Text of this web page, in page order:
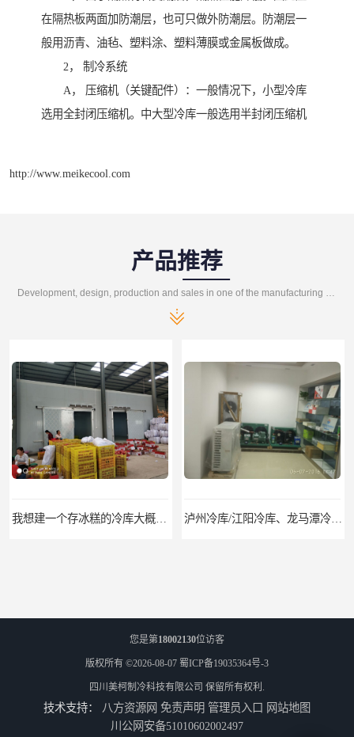
在隔热板两面加防潮层，也可只做外防潮层。防潮层一
般用沥青、油毡、塑料涂、塑料薄膜或金属板做成。
2， 制冷系统
A， 压缩机（关键配件）：一般情况下，小型冷库
选用全封闭压缩机。中大型冷库一般选用半封闭压缩机
http://www.meikecool.com
产品推荐
遂宁冻库/遂宁冻库价格/遂宁冻库安装
您是第18002130位访客
版权所有 ©2026-08-07 蜀ICP备19035364号-3
四川美柯制冷科技有限公司 保留所有权利.
技术支持： 八方资源网 免责声明 管理员入口 网站地图
川公网安备51010602002497